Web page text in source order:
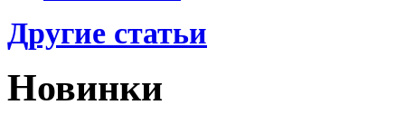
Другие статьи
Новинки